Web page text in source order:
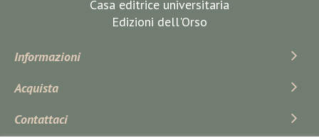
Casa editrice universitaria
Edizioni dell'Orso
Informazioni
Acquista
Contattaci